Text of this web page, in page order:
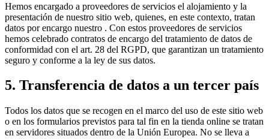
Hemos encargado a proveedores de servicios el alojamiento y la
presentación de nuestro sitio web, quienes, en este contexto, tratan
datos por encargo nuestro . Con estos proveedores de servicios
hemos celebrado contratos de encargo del tratamiento de datos de
conformidad con el art. 28 del RGPD, que garantizan un tratamiento
seguro y conforme a la ley de sus datos.
5. Transferencia de datos a un tercer país
Todos los datos que se recogen en el marco del uso de este sitio web
o en los formularios previstos para tal fin en la tienda online se tratan
en servidores situados dentro de la Unión Europea. No se lleva a